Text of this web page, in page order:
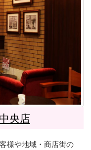
央店
様や地域・商店街の